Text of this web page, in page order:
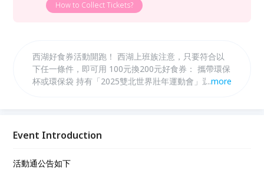
How to Collect Tickets?
西湖好食券活動開跑！ 西湖上班族注意，只要符合以
下任一條件，即可用 100元換200元好食券： 攜帶環保
杯或環保袋 持有「2025雙北世界壯年運動會」選手證
輕鬆找到美食店家： 🔗 數位地圖連結：
...more
Event Introduction
活動通公告如下